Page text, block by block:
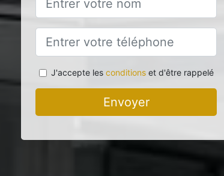
J'accepte les conditionset d'être rappelé
Envoyer